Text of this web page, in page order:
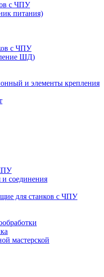
с ЧПУ
питания)
с ЧПУ
ШД)
и элементы крепления
соединения
для станков с ЧПУ
мастерской